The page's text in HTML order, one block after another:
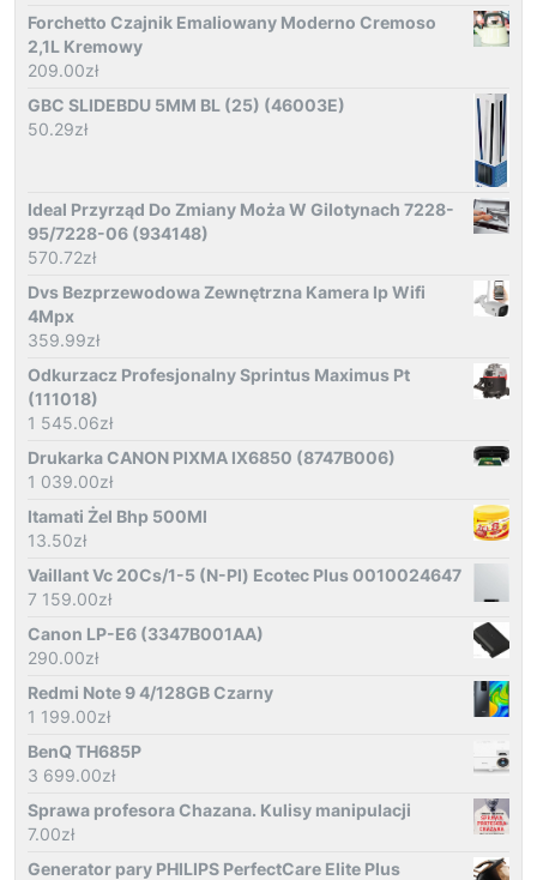
Forchetto Czajnik Emaliowany Moderno Cremoso
2,1L Kremowy
209.00zł
GBC SLIDEBDU 5MM BL (25) (46003E)
50.29zł
Ideal Przyrząd Do Zmiany Moża W Gilotynach 7228-
95/7228-06 (934148)
570.72zł
Dvs Bezprzewodowa Zewnętrzna Kamera Ip Wifi
4Mpx
359.99zł
Odkurzacz Profesjonalny Sprintus Maximus Pt
(111018)
1 545.06zł
Drukarka CANON PIXMA IX6850 (8747B006)
1 039.00zł
Itamati Żel Bhp 500Ml
13.50zł
Vaillant Vc 20Cs/1-5 (N-Pl) Ecotec Plus 0010024647
7 159.00zł
Canon LP-E6 (3347B001AA)
290.00zł
Redmi Note 9 4/128GB Czarny
1 199.00zł
BenQ TH685P
3 699.00zł
Sprawa profesora Chazana. Kulisy manipulacji
7.00zł
Generator pary PHILIPS PerfectCare Elite Plus